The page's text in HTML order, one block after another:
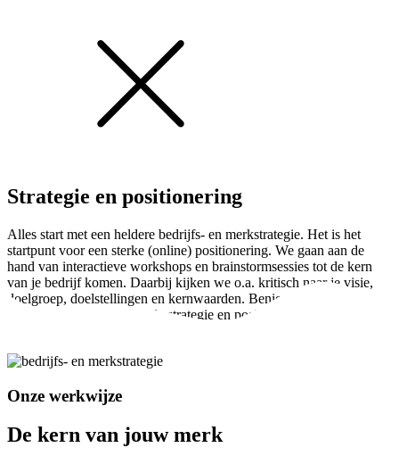
Strategie en positionering
Alles start met een heldere bedrijfs- en merkstrategie. Het is het
startpunt voor een sterke (online) positionering. We gaan aan de
hand van interactieve workshops en brainstormsessies tot de kern
van je bedrijf komen. Daarbij kijken we o.a. kritisch naar je visie,
doelgroep, doelstellingen en kernwaarden. Benieuwd hoe we te
werk gaan voor de optimale strategie en positionering?
Onze werkwijze
De kern van jouw merk